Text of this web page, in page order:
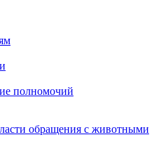
полномочий
обращения с животными